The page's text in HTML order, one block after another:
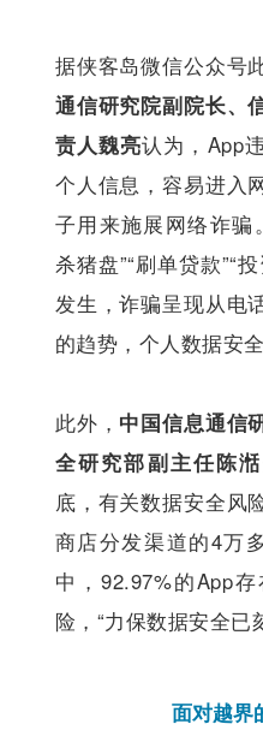
据侠客岛微信公众号
通信研究院副院长、
责人魏亮认为，App
个人信息，容易进入
子用来施展网络诈骗
杀猪盘”“刷单贷款”“
发生，诈骗呈现从电
的趋势，个人数据安
此外， 中国信息通信
全研究部副主任陈湉
底，有关数据安全风
商店分发渠道的4万
中，92.97%的App
险，“力保数据安全已
面对越界